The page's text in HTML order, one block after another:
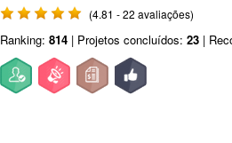
(4.81 - 22 avaliações)
Ranking: 814 | Projetos concluídos: 23 |